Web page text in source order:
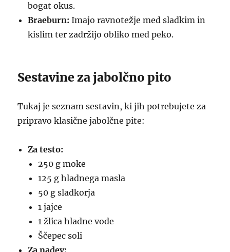
bogat okus.
Braeburn: Imajo ravnotežje med sladkim in
kislim ter zadržijo obliko med peko.
Sestavine za jabolčno pito
Tukaj je seznam sestavin, ki jih potrebujete za
pripravo klasične jabolčne pite:
Za testo:
250 g moke
125 g hladnega masla
50 g sladkorja
1 jajce
1 žlica hladne vode
Ščepec soli
Za nadev: